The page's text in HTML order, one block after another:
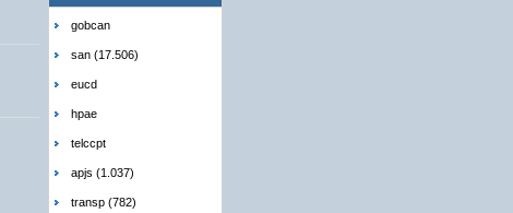
gobcan
san (17.506)
eucd
hpae
telccpt
apjs (1.037)
transp (782)